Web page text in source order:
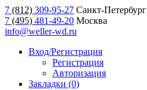
7 (812) 309-95-27 Санкт-Петербург
7 (495) 481-49-20 Москва
info@weller-wd.ru
Вход/Регистрация
Регистрация
Авторизация
Закладки (0)